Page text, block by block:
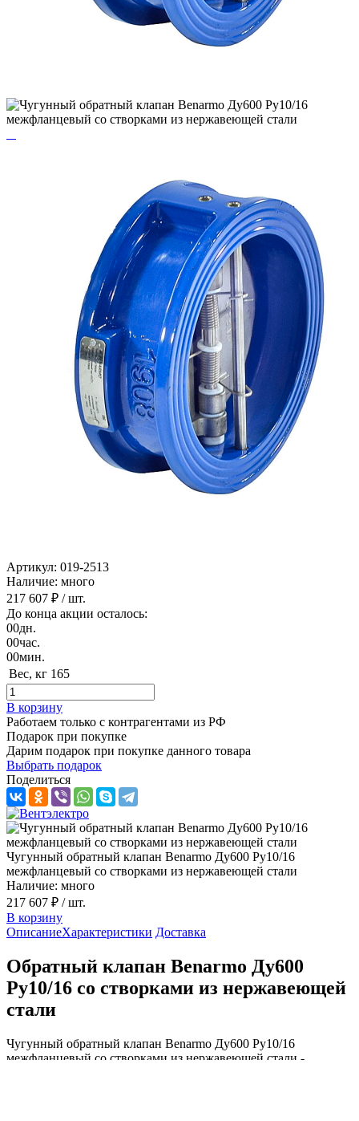
Артикул: 019-2513
Наличие: много
217 607 ₽ / шт.
До конца акции осталось:
00дн.
00час.
00мин.
Вес, кг 165
В корзину
Работаем только с контрагентами из РФ
Подарок при покупке
Дарим подарок при покупке данного товара
Выбрать подарок
Поделиться
Чугунный обратный клапан Benarmo Ду600 Ру10/16
межфланцевый со створками из нержавеющей стали
Наличие: много
217 607 ₽ / шт.
В корзину
ОписаниеХарактеристики Доставка
Обратный клапан Benarmo Ду600
Ру10/16 со створками из нержавеющей
стали
Чугунный обратный клапан Benarmo Ду600 Ру10/16
межфланцевый со створками из нержавеющей стали -